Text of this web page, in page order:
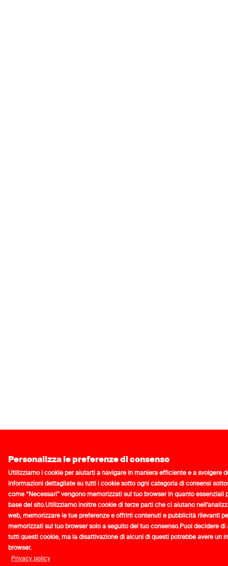
Personalizza le preferenze di consenso
Utilizziamo i cookie per aiutarti a navigare in maniera efficiente e a svolgere
informazioni dettagliate su tutti i cookie sotto ogni categoria di consensi
come “Necessari” vengono memorizzati sul tuo browser in quanto essenziali
base del sito.Utilizziamo inoltre cookie di terze parti che ci aiutano
web, memorizzare le tue preferenze e offrirti contenuti e pubblicità rilevanti
memorizzati sul tuo browser solo a seguito del tuo consenso.Puoi decidere
tutti questi cookie, ma la disattivazione di alcuni di questi potrebbe avere un
browser.
Privacy policy